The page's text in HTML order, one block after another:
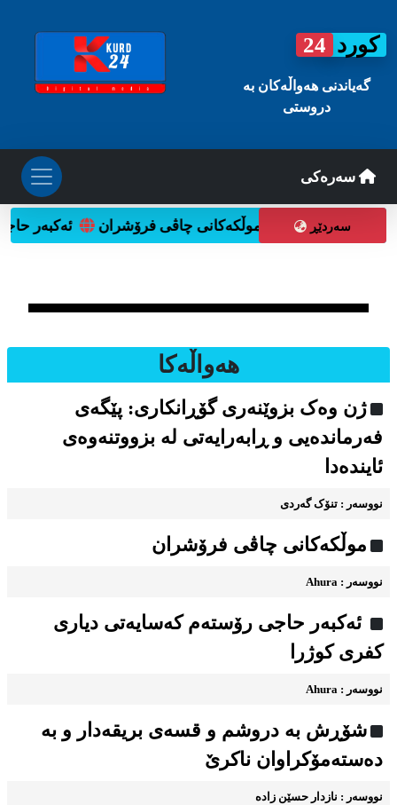
کورد 24
گه‌یاندنی هه‌واڵه‌کان به
دروستی
سه‌ره‌کی
ئایندەدا موڵکەکانی چاڤی فرۆشران ئەکبەر سه‌ردێڕ
هه‌واڵه‌کا
ژن وەک بزوێنەری گۆڕانکاری: پێگەی
فەرماندەیی و ڕابەرایەتی لە بزووتنەوەی
ئایندەدا
نووسه‌ر : تنۆک گەردی
موڵکەکانی چاڤی فرۆشران
نووسه‌ر : Ahura
ئەکبەر حاجی رۆستەم کەسایەتی دیاری
کفری کوژرا
نووسه‌ر : Ahura
شۆڕش به دروشم و قسه‌ی بریقه‌دار و به
ده‌سته‌مۆکراوان ناکرێ
نووسه‌ر : نازدار حسێن زاده